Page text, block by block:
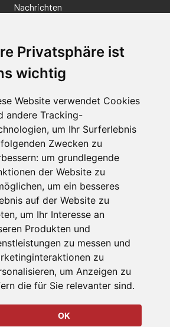
Privatsphäre ist
wichtig
Website verwendet Cookies
andere Tracking-
um Ihr Surferlebnis
Zwecken zu
um grundlegende
der Website zu
, um ein besseres
auf der Website zu
, um Ihr Interesse an
Produkten und
zu messen und
zu
, um Anzeigen zu
die für Sie relevanter sind.
OK
Nachrichten
Standorte
Qualitätsaussage
Kontakt
gestellte Fragen
Bestimmungen
Richtlinien/AGBs
Also of Interest
Solutions
Applications